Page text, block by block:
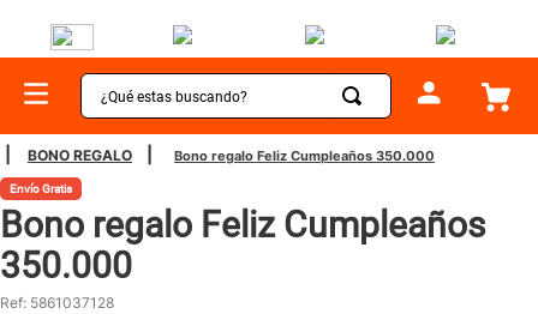
¿Qué estas buscando?
BONO REGALO Bono regalo Feliz Cumpleaños 350.000
Envío Gratis
Bono regalo Feliz Cumpleaños
350.000
Ref: 5861037128
TÉRMINOS MÁS BUSCADOS
2.
bateria